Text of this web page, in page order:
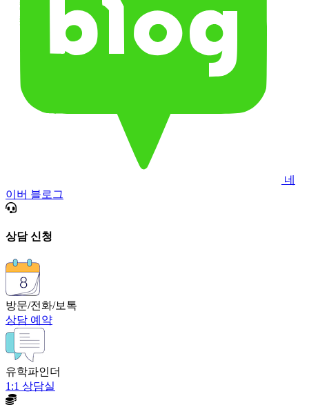
네
이버 블로그
상담 신청
방문/전화/보톡
상담 예약
유학파인더
1:1 상담실